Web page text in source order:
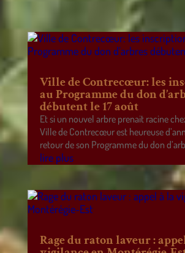
Ville de Contrecœur: les
au Programme du don
débutent le 17 août
Et si un nouvel arbre prenait racine
Ville de Contrecœur est heureuse
retour de son Programme du don
lire plus
Rage du raton laveur :